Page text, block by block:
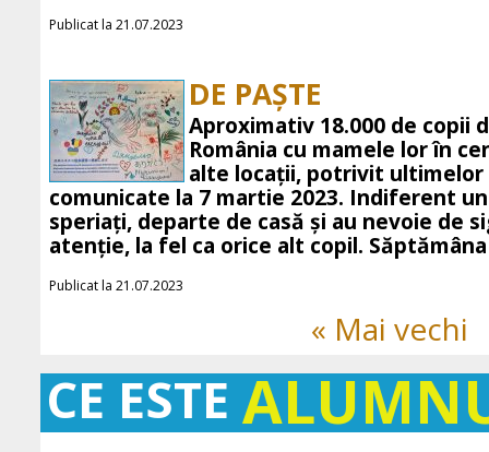
Publicat la 21.07.2023
DE PAȘTE
Aproximativ 18.000 de copii
România cu mamele lor în
alte locații, potrivit
comunicate la 7 martie 2023. Indiferent
speriați, departe de casă și au nevoie de
atenție, la fel ca orice alt copil.
Publicat la 21.07.2023
« Mai vechi
CE ESTE